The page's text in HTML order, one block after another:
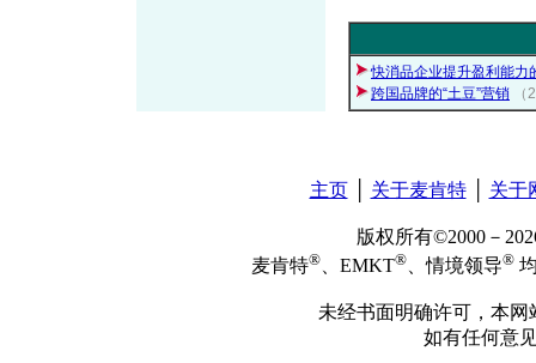
快消品企业提升盈利能力
跨国品牌的“土豆”营销
主页│ 关于麦肯特│ 关于
版权所有©2000－
麦肯特® 、EMKT® 、情境领导®
未经书面明确许可，本
如有任何意